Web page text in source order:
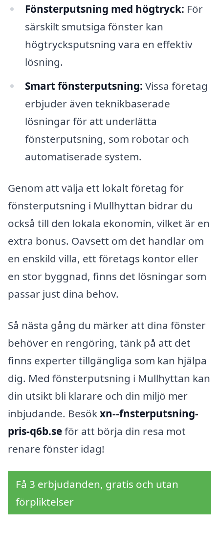
Fönsterputsning med högtryck: För
särskilt smutsiga fönster kan
högtrycksputsning vara en effektiv
lösning.
Smart fönsterputsning: Vissa företag
erbjuder även teknikbaserade
lösningar för att underlätta
fönsterputsning, som robotar och
automatiserade system.
Genom att välja ett lokalt företag för
fönsterputsning i Mullhyttan bidrar du
också till den lokala ekonomin, vilket är en
extra bonus. Oavsett om det handlar om
en enskild villa, ett företags kontor eller
en stor byggnad, finns det lösningar som
passar just dina behov.
Så nästa gång du märker att dina fönster
behöver en rengöring, tänk på att det
finns experter tillgängliga som kan hjälpa
dig. Med fönsterputsning i Mullhyttan kan
din utsikt bli klarare och din miljö mer
inbjudande. Besökxn--fnsterputsning-
pris-q6b.seför att börja din resa mot
renare fönster idag!
Få 3 erbjudanden, gratis och utan
förpliktelser